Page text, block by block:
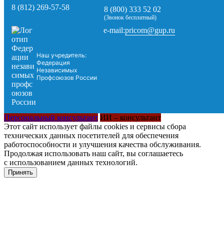
8 (812) 269-57-58
8 (800) 333 52 02
(Звонок бесплатный)
Наш учредитель:
Федерация
Независимых
Профсоюзов России
e-mail:pricom@gup.ru
Персональный консультант ИИ – консультант
Этот сайт использует файлы cookies и сервисы сбора
технических данных посетителей для обеспечения
работоспособности и улучшения качества обслуживания.
Продолжая использовать наш сайт, вы соглашаетесь
с использованием данных технологий.
Принять